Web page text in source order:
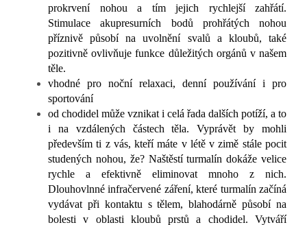
prokrvení nohou a tím jejich rychlejší zahřátí.
Stimulace akupresurních bodů prohřátých nohou
příznivě působí na uvolnění svalů a kloubů, také
pozitivně ovlivňuje funkce důležitých orgánů v našem
těle.
vhodné pro noční relaxaci, denní používání i pro
sportování
od chodidel může vznikat i celá řada dalších potíží, a to
i na vzdálených částech těla. Vyprávět by mohli
především ti z vás, kteří máte v létě v zimě stále pocit
studených nohou, že? Naštěstí turmalín dokáže velice
rychle a efektivně eliminovat mnoho z nich.
Dlouhovlnné infračervené záření, které turmalín začíná
vydávat při kontaktu s tělem, blahodárně působí na
bolesti v oblasti kloubů prstů a chodidel. Vytváří